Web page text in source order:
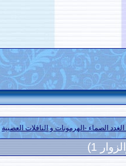
الصماء -الهرمونات و الناقلات العصبية|